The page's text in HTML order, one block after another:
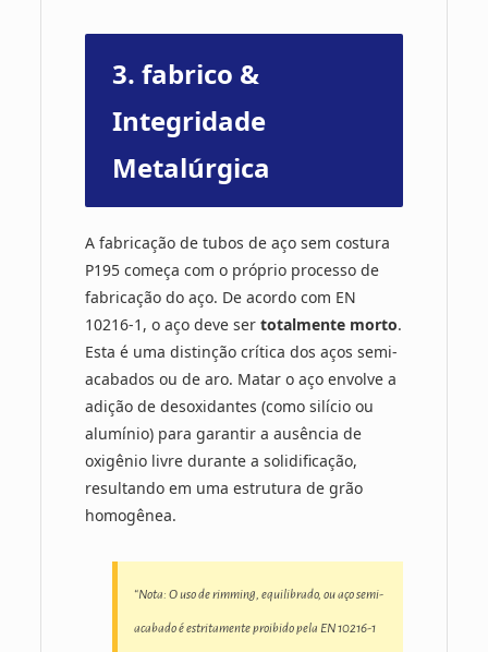
3. fabrico &
Integridade
Metalúrgica
A fabricação de tubos de aço sem costura
P195 começa com o próprio processo de
fabricação do aço. De acordo com EN
10216-1, o aço deve ser totalmente morto.
Esta é uma distinção crítica dos aços semi-
acabados ou de aro. Matar o aço envolve a
adição de desoxidantes (como silício ou
alumínio) para garantir a ausência de
oxigênio livre durante a solidificação,
resultando em uma estrutura de grão
homogênea.
“Nota: O uso de rimming, equilibrado, ou aço semi-
acabado é estritamente proibido pela EN 10216-1